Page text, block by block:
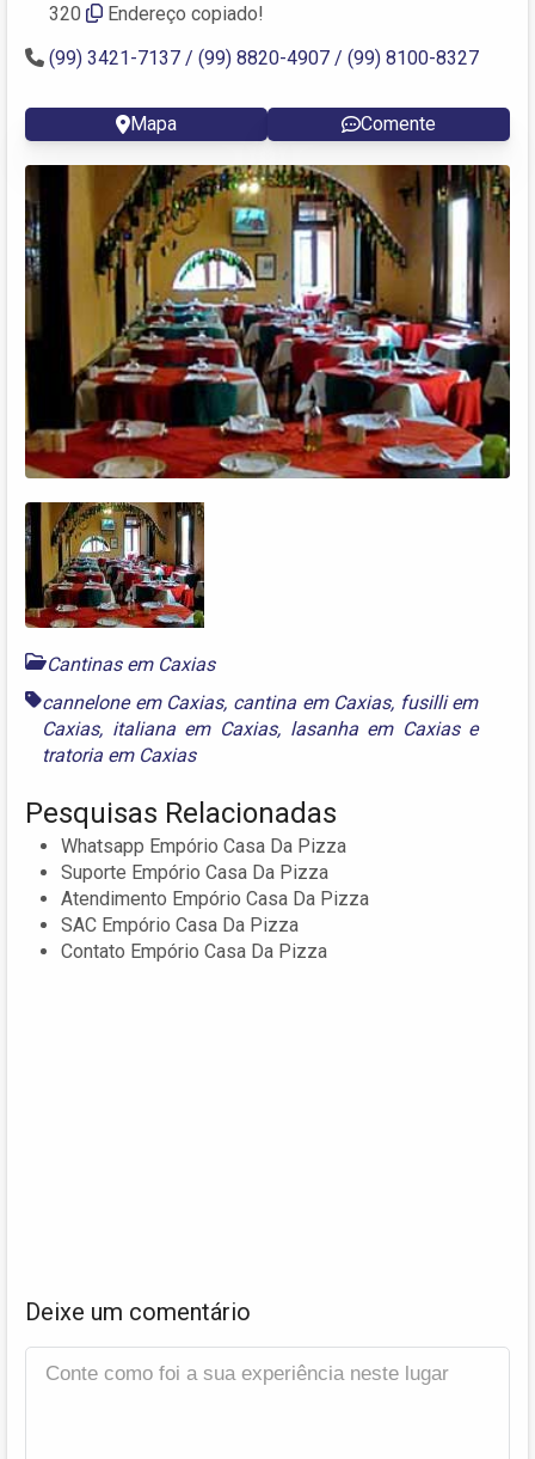
320
Endereço copiado!
(99) 3421-7137 / (99) 8820-4907 / (99) 8100-8327
Mapa Comente
Cantinas em Caxias
cannelone em Caxias, cantina em Caxias, fusilli em
Caxias, italiana em Caxias, lasanha em Caxiase
tratoria em Caxias
Pesquisas Relacionadas
Whatsapp Empório Casa Da Pizza
Suporte Empório Casa Da Pizza
Atendimento Empório Casa Da Pizza
SAC Empório Casa Da Pizza
Contato Empório Casa Da Pizza
Deixe um comentário